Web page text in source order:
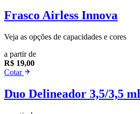
Frasco Airless Innova
Veja as opções de capacidades e cores
a partir de
R$ 19,00
Cotar
Duo Delineador 3,5/3,5 ml